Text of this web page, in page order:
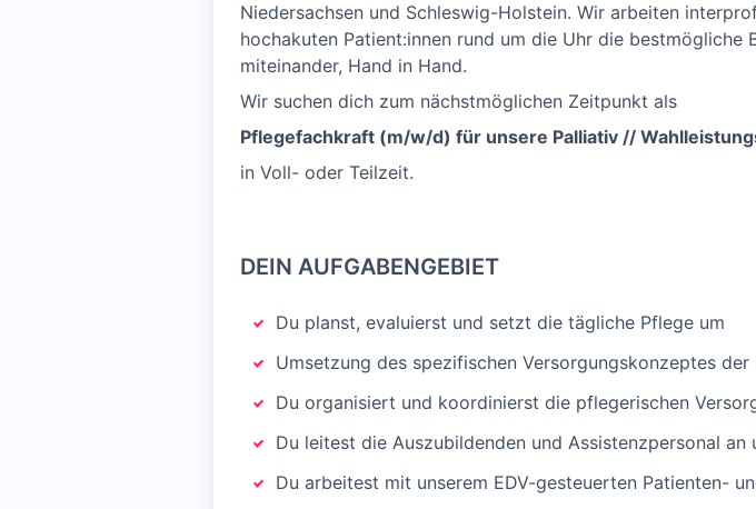
Niedersachsen und Schleswig-Holstein. Wir arbeiten
hochakuten Patient:innen rund um die Uhr die bestmögliche
miteinander, Hand in Hand.
Wir suchen dich zum nächstmöglichen Zeitpunkt als
Pflegefachkraft (m/w/d) für unsere Palliativ //
in Voll- oder Teilzeit.
DEIN AUFGABENGEBIET
Du planst, evaluierst und setzt die tägliche Pflege um
Umsetzung des spezifischen Versorgungskonzeptes
Du organisiert und koordinierst die pflegerischen
Du leitest die Auszubildenden und Assistenzpersonal
Du arbeitest mit unserem EDV-gesteuerten Patienten-